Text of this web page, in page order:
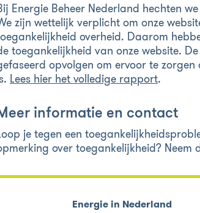
Energie Beheer Nederland hechten
zijn wettelijk verplicht om onze
overheid. Daarom
toegankelijkheid van onze website.
opvolgen om ervoor te
Lees hier het volledige rapport.
informatie en contact
je tegen een
over toegankelijkheid? Neem
Energie in Nederland